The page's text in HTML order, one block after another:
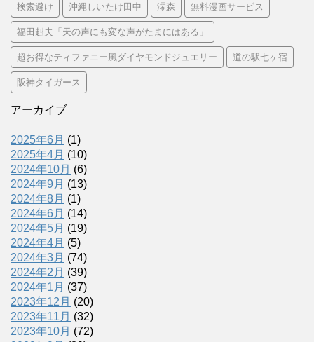
検索避け 沖縄しいたけ田中 澪森 無料漫画サービス
福田赳夫「天の声にも変な声がたまにはある」
超お得なティファニー風ダイヤモンドジュエリー 道の駅七ヶ宿
阪神タイガース
アーカイブ
2025年6月 (1)
2025年4月 (10)
2024年10月 (6)
2024年9月 (13)
2024年8月 (1)
2024年6月 (14)
2024年5月 (19)
2024年4月 (5)
2024年3月 (74)
2024年2月 (39)
2024年1月 (37)
2023年12月 (20)
2023年11月 (32)
2023年10月 (72)